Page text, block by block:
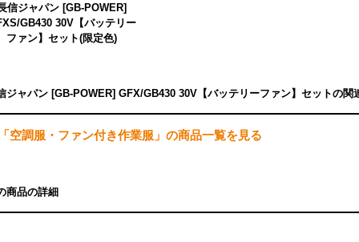
信ジャパン [GB-POWER]
GB430 30V【バッテリー
ファン】セット(限定色)
ジャパン [GB-POWER] GFX/GB430 30V【バッテリーファン】セットの関
空調服・ファン付き作業服」の商品一覧を見る
商品の詳細